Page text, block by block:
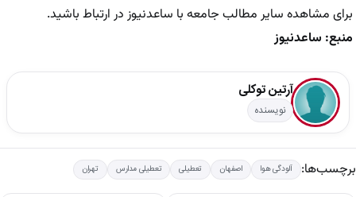
برای مشاهده سایر مطالب جامعه با ساعدنیوز در ارتباط باشید.
منبع: ساعدنیوز
آرتین توکلی
نویسنده
برچسب‌ها: آلودگی هوا اصفهان تعطیلی تعطیلی مدارس تهران